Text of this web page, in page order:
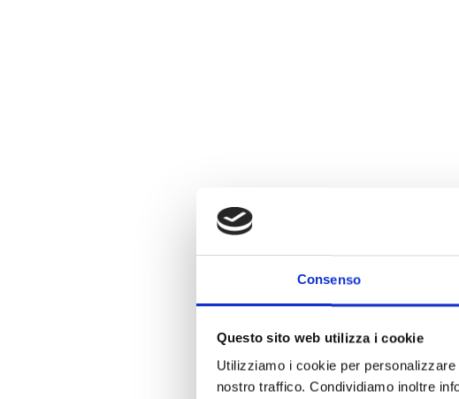
Consenso
Questo sito web utilizza i cookie
Utilizziamo i cookie per
nostro traffico. Condividiamo inoltre